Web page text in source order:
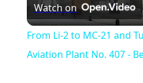
Watch on
From Li-2 to MC-21 and
Aviation Plant No. 407 -